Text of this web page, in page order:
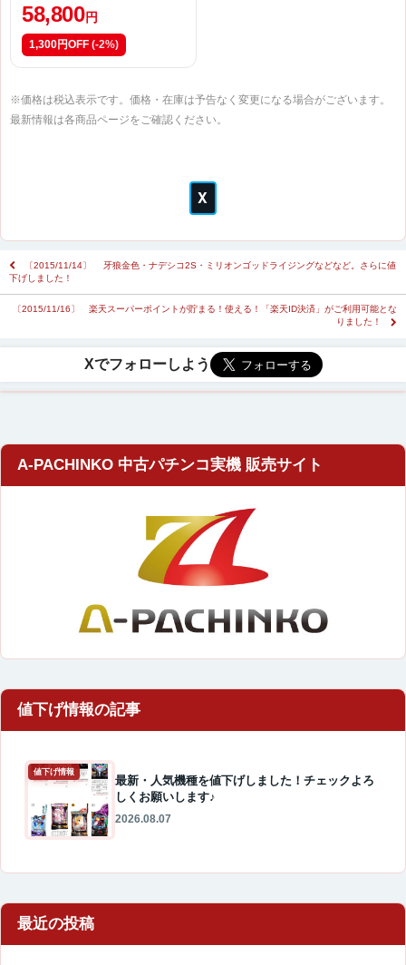
58,800 円
1,300円OFF (-2%)
※価格は税込表示です。価格・在庫は予告なく変更になる場合がございます。
最新情報は各商品ページをご確認ください。
〔2015/11/14〕 牙狼金色・ナデシコ2S・ミリオンゴッドライジングなどなど。さらに値
下げしました！
〔2015/11/16〕 楽天スーパーポイントが貯まる！使える！「楽天ID決済」がご利用可能とな
りました！
A-PACHINKO 中古パチンコ実機 販売サイト
値下げ情報
最新・人気機種を値下げしました！チェックよろ
しくお願いします♪
2026.08.07
最近の投稿